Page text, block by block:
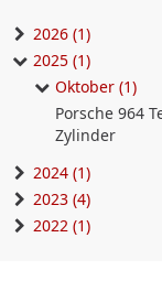
2026 (1)
2025 (1)
Oktober (1)
Porsche 964
Zylinder
2024 (1)
2023 (4)
2022 (1)